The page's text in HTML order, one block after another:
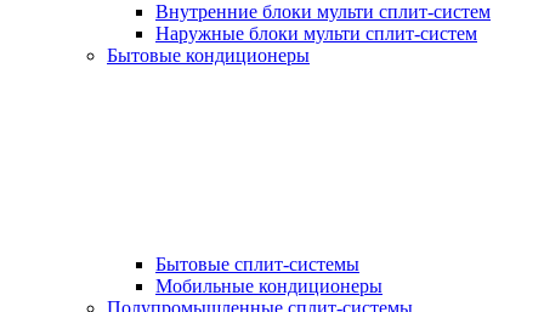
Внутренние блоки мульти сплит-систем
Наружные блоки мульти сплит-систем
Бытовые кондиционеры
Бытовые сплит-системы
Мобильные кондиционеры
Полупромышленные сплит-системы